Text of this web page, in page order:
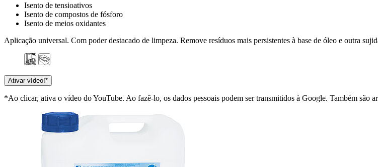
Isento de tensioativos
Isento de compostos de fósforo
Isento de meios oxidantes
Aplicação universal. Com poder destacado de limpeza. Remove resíduos mais persistentes à base de óleo e outra
Ativar vídeo!*
*Ao clicar, ativa o vídeo do YouTube. Ao fazê-lo, os dados pessoais podem ser transmitidos à Google. Também são